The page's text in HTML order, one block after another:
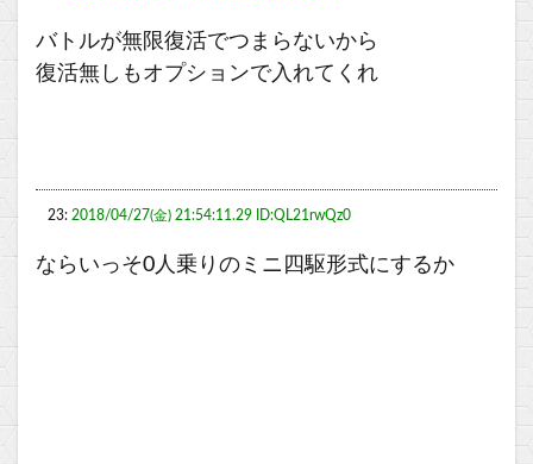
バトルが無限復活でつまらないから
復活無しもオプションで入れてくれ
23: 2018/04/27(金) 21:54:11.29 ID:QL21rwQz0
ならいっそ0人乗りのミニ四駆形式にするか